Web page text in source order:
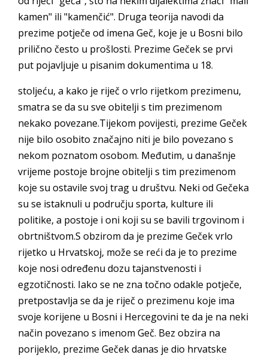
kamen" ili "kamenčić". Druga teorija navodi da
prezime potječe od imena Geč, koje je u Bosni bilo
prilično često u prošlosti. Prezime Geček se prvi
put pojavljuje u pisanim dokumentima u 18.
stoljeću, a kako je riječ o vrlo rijetkom prezimenu,
smatra se da su sve obitelji s tim prezimenom
nekako povezane.Tijekom povijesti, prezime Geček
nije bilo osobito značajno niti je bilo povezano s
nekom poznatom osobom. Međutim, u današnje
vrijeme postoje brojne obitelji s tim prezimenom
koje su ostavile svoj trag u društvu. Neki od Gečeka
su se istaknuli u području sporta, kulture ili
politike, a postoje i oni koji su se bavili trgovinom i
obrtništvom.S obzirom da je prezime Geček vrlo
rijetko u Hrvatskoj, može se reći da je to prezime
koje nosi određenu dozu tajanstvenosti i
egzotičnosti. Iako se ne zna točno odakle potječe,
pretpostavlja se da je riječ o prezimenu koje ima
svoje korijene u Bosni i Hercegovini te da je na neki
način povezano s imenom Geč. Bez obzira na
porijeklo, prezime Geček danas je dio hrvatske